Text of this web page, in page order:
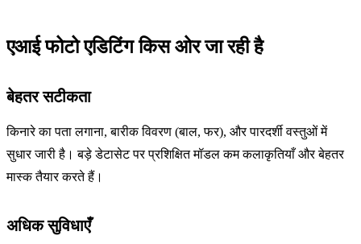
एआई फोटो एडिटिंग किस ओर जा रही है
बेहतर सटीकता
किनारे का पता लगाना, बारीक विवरण (बाल, फर), और पारदर्शी वस्तुओं में
सुधार जारी है। बड़े डेटासेट पर प्रशिक्षित मॉडल कम कलाकृतियाँ और बेहतर
मास्क तैयार करते हैं।
अधिक सुविधाएँ